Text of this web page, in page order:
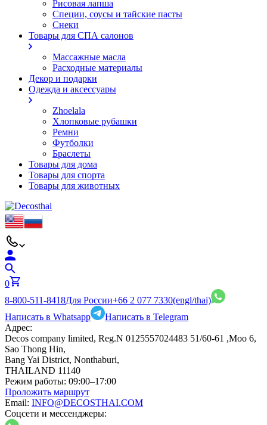
Рисовая лапша
Специи, соусы и тайские пасты
Снеки
Товары для СПА салонов
Массажные масла
Расходные материалы
Декор и подарки
Одежда и аксессуары
Zhoelala
Хлопковые рубашки
Ремни
Футболки
Браслеты
Товары для дома
Товары для спорта
Товары для животных
0
8-800-511-8418Для России+66 2 077 7330(engl/thai)
Написать в Whatsapp
Написать в Telegram
Адрес:
Decos company limited, Reg.N 0125557024483 51/60-61 ,Moo 6,
Sao Thong Hin,
Bang Yai District, Nonthaburi,
THAILAND 11140
Режим работы: 09:00–17:00
Проложить маршрут
Email: INFO@DECOSTHAI.COM
Соцсети и мессенджеры: